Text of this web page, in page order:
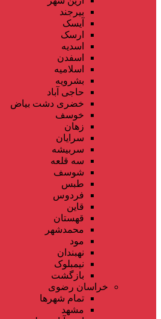
بیرجند
آیسک
ارسک
اسدیه
اسفدن
اسلامیه
بشرویه
حاجی آباد
خضری دشت بیاض
خوسف
زهان
سرایان
سربیشه
سه قلعه
شوسف
طبس
فردوس
قاین
قهستان
محمدشهر
مود
نهبندان
نیمبلوک
بازگشت
خراسان رضوی
تمام شهر‌ها
مشهد